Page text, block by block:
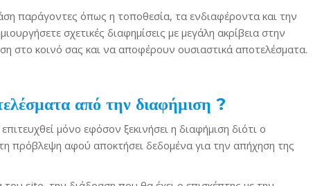
παράγοντες όπως η τοποθεσία, τα ενδιαφέροντα και την
σχετικές διαφημίσεις με μεγάλη ακρίβεια στην
στο κοινό σας και να αποφέρουν ουσιαστικά αποτελέσματα.
από την διαφήμιση ?
μόνο εφόσον ξεκινήσει η διαφήμιση διότι ο
πρόβλεψη αφού αποκτήσει δεδομένα για την απήχηση της